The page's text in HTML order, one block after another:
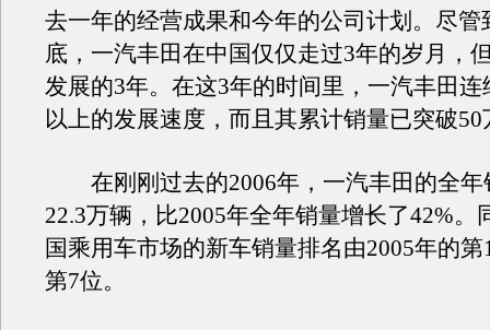
去一年的经营成果和今年的公司计划。尽管
底，一汽丰田在中国仅仅走过3年的岁月，
发展的3年。在这3年的时间里，一汽丰田连
以上的发展速度，而且其累计销量已突破50
在刚刚过去的2006年，一汽丰田的全年
22.3万辆，比2005年全年销量增长了42%。
国乘用车市场的新车销量排名由2005年的
第7位。